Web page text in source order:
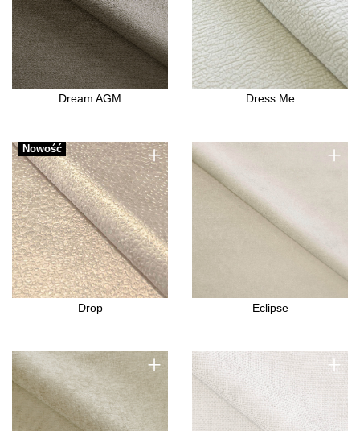
Dream AGM Dress Me
+
Nowość
Drop
+
Eclipse
+ +